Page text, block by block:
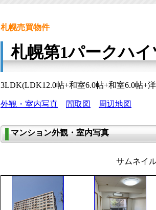
札幌売買物件
札幌第1パークハイ
3LDK(LDK12.0帖+和室6.0帖+和室6.0帖
外観・室内写真 間取図 周辺地図
マンション外観・室内写真
サムネイ